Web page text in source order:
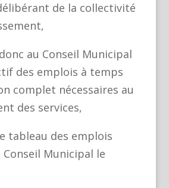
de la collectivité
au Conseil Municipal
des emplois à temps
complet nécessaires au
des services,
tableau des emplois
Municipal le